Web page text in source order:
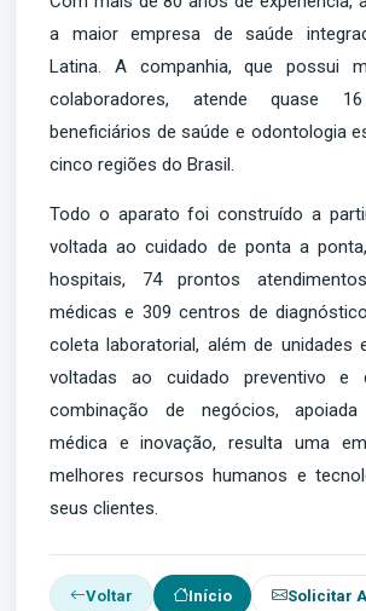
a maior empresa de saúde
Latina. A companhia, que possui
colaboradores, atende quase
beneficiários de saúde e odontologia
cinco regiões do Brasil.
Todo o aparato foi construído a
voltada ao cuidado de ponta a
hospitais, 74 prontos
médicas e 309 centros de
coleta laboratorial, além de unidades
voltadas ao cuidado preventivo e
combinação de negócios,
médica e inovação, resulta uma
melhores recursos humanos e
seus clientes.
Voltar Início Solicitar